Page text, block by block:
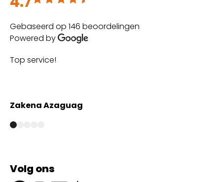
Gebaseerd op 146 beoordelingen
Powered by
Volg ons